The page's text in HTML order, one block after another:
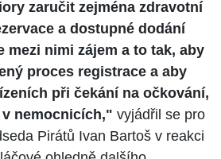
zaručit zejména zdravotní
a dostupné dodání
mezi nimi zájem a to tak, aby
proces registrace a aby
při čekání na očkování,
nemocnicích," vyjádřil se pro
Pirátů Ivan Bartoš v reakci